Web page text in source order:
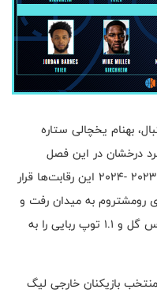
بهنام یخچالی ستاره
درخشان در این فصل
در تیم برتر فصل ۲۰۲۳ -۲۰۲۴ این رقابت‌ها قرار
فصل در ۴۲ بازی برای رومشتروم به میدان رفت و
میانگین ۱۴.۳ امتیاز، ۴.۵ ریباند، ۲.۷ پاس گل و ۱.۱ توپ ربایی را به
بازیکنان خارجی لیگ